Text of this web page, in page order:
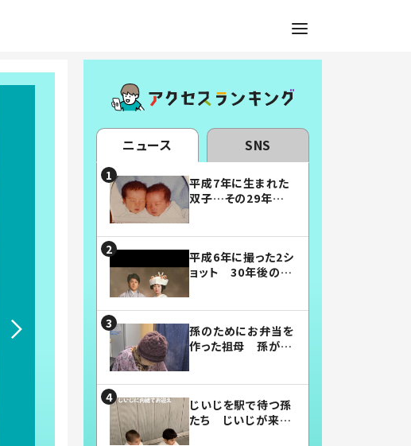
ニュース SNS
平成7年に生まれた
双子…その29年後
平成6年に撮った2シ
ョット 30年後の姿
孫のためにお弁当を
作った祖母 孫が絶
じいじを駅で待つ孫
たち じいじが来た